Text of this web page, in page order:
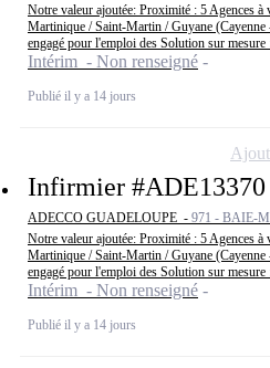
Notre valeur ajoutée: Proximité : 5 Agences à
Martinique / Saint-Martin / Guyane
engagé pour l'emploi des Solution sur mesure
Intérim - Non renseigné
Publié il y a 14 jours
Infirmier
ADECCO GUADELOUPE - 971 - BAIE-
Notre valeur ajoutée: Proximité : 5 Agences à
Martinique / Saint-Martin / Guyane
engagé pour l'emploi des Solution sur mesure
Intérim - Non renseigné
Publié il y a 14 jours